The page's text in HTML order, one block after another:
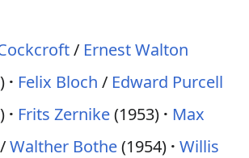
/ Ernest Walton
Felix Bloch / Edward Purcell
Frits Zernike(1953)
Max
/Walther Bothe(1954) Willis